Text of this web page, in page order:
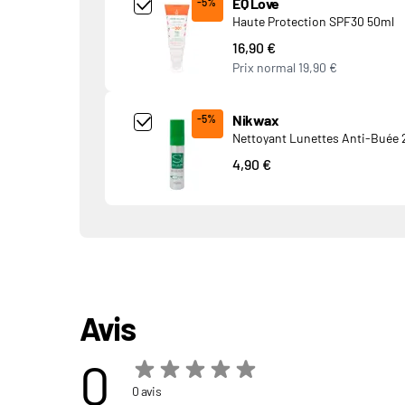
Haute Protection SPF30 50ml
16,90 €
Prix normal 19,90 €
Add Product MjkwNDA= undefined
-5% Nikwax
Nettoyant Lunettes Anti-Buée
4,90 €
Avis
0 0 avis